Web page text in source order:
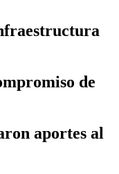
de
aportes al